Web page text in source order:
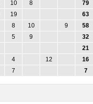
10 8
79
19
63
8 10 9
58
5 9
32
21
4 12
16
7 7